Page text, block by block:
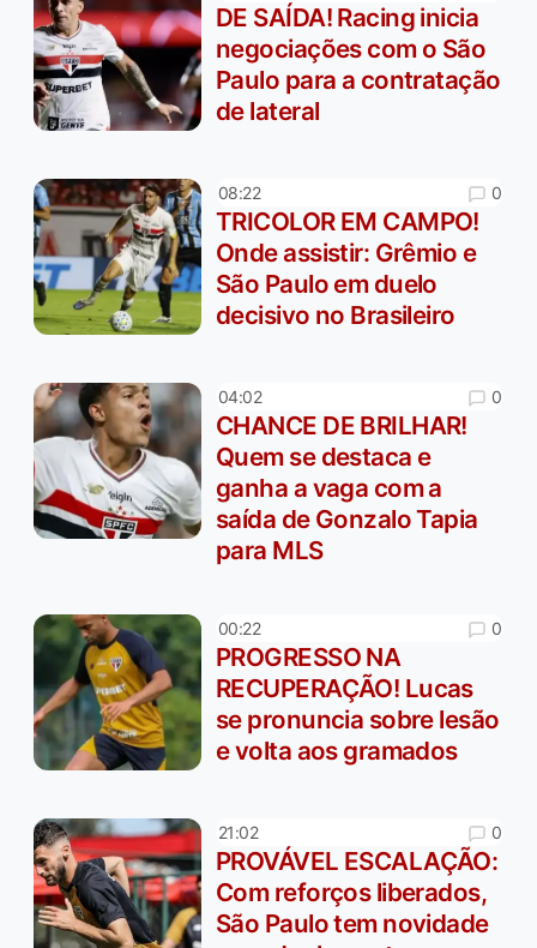
DE SAÍDA! Racing inicia
negociações com o São
Paulo para a contratação
de lateral
08:22 0
TRICOLOR EM CAMPO!
Onde assistir: Grêmio e
São Paulo em duelo
decisivo no Brasileiro
04:02 0
CHANCE DE BRILHAR!
Quem se destaca e
ganha a vaga com a
saída de Gonzalo Tapia
para MLS
00:22 0
PROGRESSO NA
RECUPERAÇÃO! Lucas
se pronuncia sobre lesão
e volta aos gramados
21:02 0
PROVÁVEL ESCALAÇÃO:
Com reforços liberados,
São Paulo tem novidade